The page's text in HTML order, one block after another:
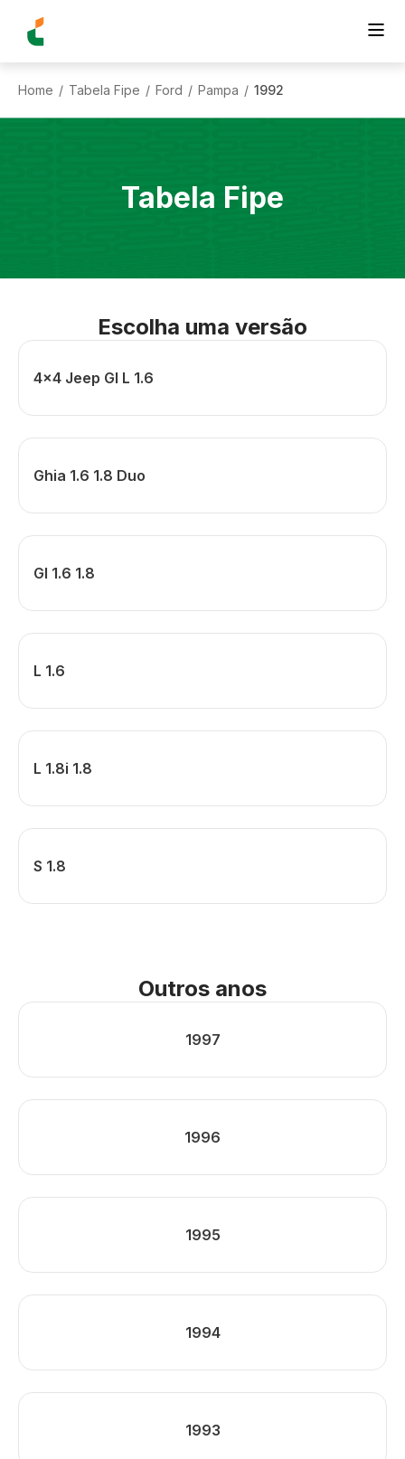
Home / Tabela Fipe / Ford / Pampa / 1992
Tabela Fipe
Escolha uma versão
4x4 Jeep Gl L 1.6
Ghia 1.6 1.8 Duo
Gl 1.6 1.8
L 1.6
L 1.8i 1.8
S 1.8
Outros anos
1997
1996
1995
1994
1993